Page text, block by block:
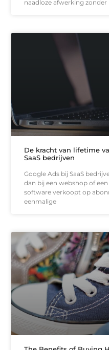
naadloze afwerking
De kracht van lifetime
SaaS bedrijven
Google Ads bij SaaS
dan bij een webshop of
software verkoopt op
eenmalige